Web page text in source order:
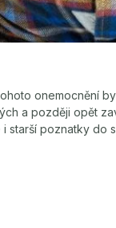
onemocnění
a později opět
starší poznatky do